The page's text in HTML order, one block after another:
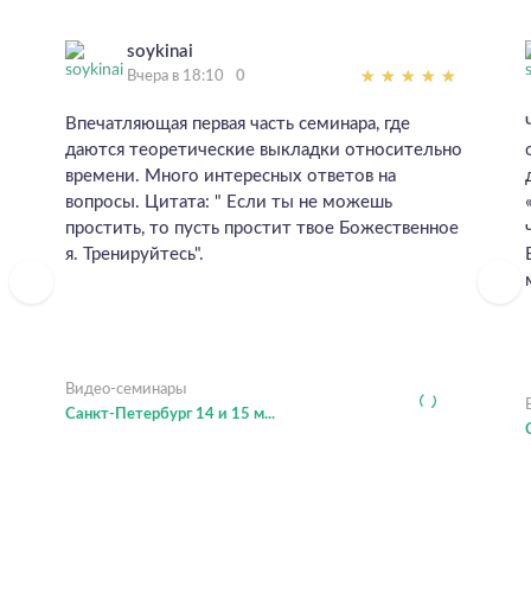
soykinai
Вчера в 18:10 0
Впечатляющая первая часть семинара, где
даются теоретические выкладки относительно
времени. Много интересных ответов на
вопросы. Цитата: " Если ты не можешь
простить, то пусть простит твое Божественное
я. Тренируйтесь".
Видео-семинары
Санкт-Петербург 14 и 15 м...